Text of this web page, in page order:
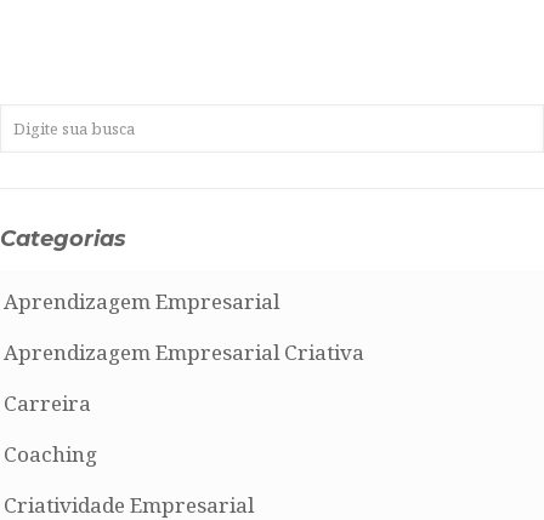
Categorias
Aprendizagem Empresarial
Aprendizagem Empresarial Criativa
Carreira
Coaching
Criatividade Empresarial